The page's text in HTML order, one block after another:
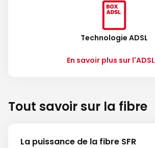
Technologie ADSL
En savoir plus sur l'ADSL
Tout savoir sur la fibre
La puissance de la fibre SFR